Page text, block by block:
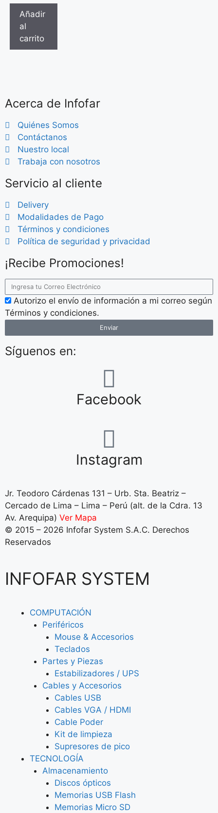
Añadir
al
carrito
Acerca de Infofar
Quiénes Somos
Contáctanos
Nuestro local
Trabaja con nosotros
Servicio al cliente
Delivery
Modalidades de Pago
Términos y condiciones
Política de seguridad y privacidad
¡Recibe Promociones!
Autorizo el envío de información a mi correo según
Términos y condiciones.
Enviar
Síguenos en:
Facebook
Instagram
Jr. Teodoro Cárdenas 131 – Urb. Sta. Beatriz –
Cercado de Lima – Lima – Perú (alt. de la Cdra. 13
Av. Arequipa) Ver Mapa
© 2015 – 2026 Infofar System S.A.C. Derechos
Reservados
INFOFAR SYSTEM
COMPUTACIÓN
Periféricos
Mouse & Accesorios
Teclados
Partes y Piezas
Estabilizadores / UPS
Cables y Accesorios
Cables USB
Cables VGA / HDMI
Cable Poder
Kit de limpieza
Supresores de pico
TECNOLOGÍA
Almacenamiento
Discos ópticos
Memorias USB Flash
Memorias Micro SD